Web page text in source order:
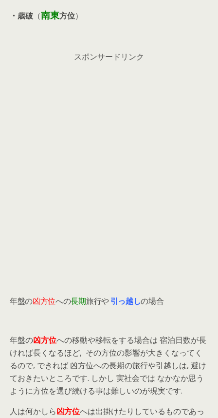
・歳破 （南東方位）
スポンサードリンク
年盤の凶方位への長期旅行や引っ越しの場合
年盤の凶方位への移動や移転をする場合は 宿泊日数が長
ければ長くなるほど, その方位の影響が大きくなってく
るので, できれば 凶方位への長期の旅行や引越しは, 避け
ておきたいところです. しかし 実社会では なかなか思う
ように方位を選び続ける事は難しいのが現実です.
人は何かしら凶方位へは出掛けたりしているものであっ